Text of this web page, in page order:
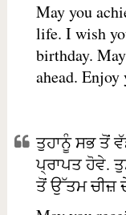
May you
life. I wish
birthday.
ahead. Enjoy
ਤੁਹਾਨੂੰ ਸਭ ਤੋਂ
ਪ੍ਰਾਪਤ ਹੋਵੇ.
ਤੋਂ ਉੱਤਮ ਚੀਜ਼